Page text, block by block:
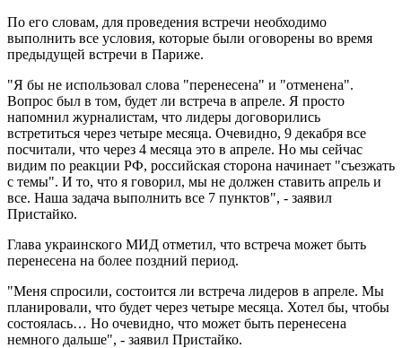
По его словам, для проведения встречи необходимо
выполнить все условия, которые были оговорены во время
предыдущей встречи в Париже.
"Я бы не использовал слова "перенесена" и "отменена".
Вопрос был в том, будет ли встреча в апреле. Я просто
напомнил журналистам, что лидеры договорились
встретиться через четыре месяца. Очевидно, 9 декабря все
посчитали, что через 4 месяца это в апреле. Но мы сейчас
видим по реакции РФ, российская сторона начинает "съезжать
с темы". И то, что я говорил, мы не должен ставить апрель и
все. Наша задача выполнить все 7 пунктов", - заявил
Пристайко.
Глава украинского МИД отметил, что встреча может быть
перенесена на более поздний период.
"Меня спросили, состоится ли встреча лидеров в апреле. Мы
планировали, что будет через четыре месяца. Хотел бы, чтобы
состоялась… Но очевидно, что может быть перенесена
немного дальше", - заявил Пристайко.